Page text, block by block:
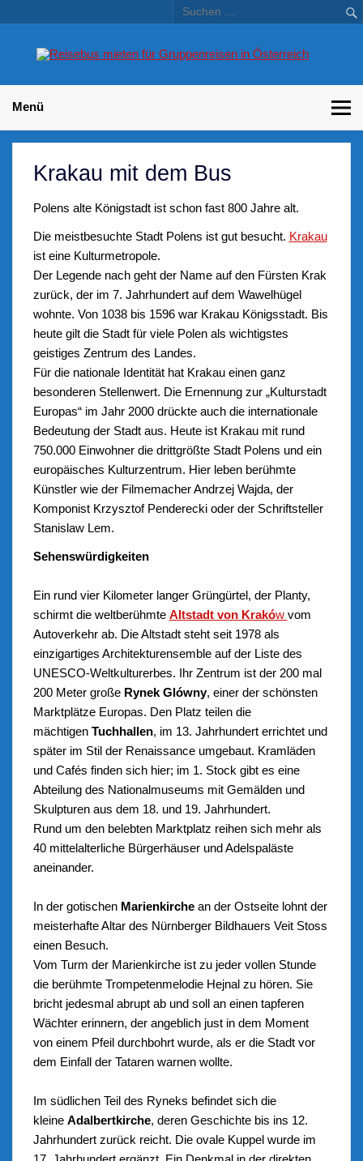
–
Menü
Krakau mit dem Bus
Polens alte Königstadt ist schon fast 800 Jahre alt.
Die meistbesuchte Stadt Polens ist gut besucht. Krakau
ist eine Kulturmetropole.
Der Legende nach geht der Name auf den Fürsten Krak
zurück, der im 7. Jahrhundert auf dem Wawelhügel
wohnte. Von 1038 bis 1596 war Krakau Königsstadt. Bis
heute gilt die Stadt für viele Polen als wichtigstes
geistiges Zentrum des Landes.
Für die nationale Identität hat Krakau einen ganz
besonderen Stellenwert. Die Ernennung zur „Kulturstadt
Europas“ im Jahr 2000 drückte auch die internationale
Bedeutung der Stadt aus. Heute ist Krakau mit rund
750.000 Einwohner die drittgrößte Stadt Polens und ein
europäisches Kulturzentrum. Hier leben berühmte
Künstler wie der Filmemacher Andrzej Wajda, der
Komponist Krzysztof Penderecki oder der Schriftsteller
Stanislaw Lem.
Sehenswürdigkeiten
Ein rund vier Kilometer langer Grüngürtel, der Planty,
schirmt die weltberühmte Altstadt von Kraków vom
Autoverkehr ab. Die Altstadt steht seit 1978 als
einzigartiges Architekturensemble auf der Liste des
UNESCO-Weltkulturerbes. Ihr Zentrum ist der 200 mal
200 Meter große Rynek Glówny, einer der schönsten
Marktplätze Europas. Den Platz teilen die
mächtigen Tuchhallen, im 13. Jahrhundert errichtet und
später im Stil der Renaissance umgebaut. Kramläden
und Cafés finden sich hier; im 1. Stock gibt es eine
Abteilung des Nationalmuseums mit Gemälden und
Skulpturen aus dem 18. und 19. Jahrhundert.
Rund um den belebten Marktplatz reihen sich mehr als
40 mittelalterliche Bürgerhäuser und Adelspaläste
aneinander.
In der gotischen Marienkirchean der Ostseite lohnt der
meisterhafte Altar des Nürnberger Bildhauers Veit Stoss
einen Besuch.
Vom Turm der Marienkirche ist zu jeder vollen Stunde
die berühmte Trompetenmelodie Hejnal zu hören. Sie
bricht jedesmal abrupt ab und soll an einen tapferen
Wächter erinnern, der angeblich just in dem Moment
von einem Pfeil durchbohrt wurde, als er die Stadt vor
dem Einfall der Tataren warnen wollte.
Im südlichen Teil des Ryneks befindet sich die
kleine Adalbertkirche, deren Geschichte bis ins 12.
Jahrhundert zurück reicht. Die ovale Kuppel wurde im